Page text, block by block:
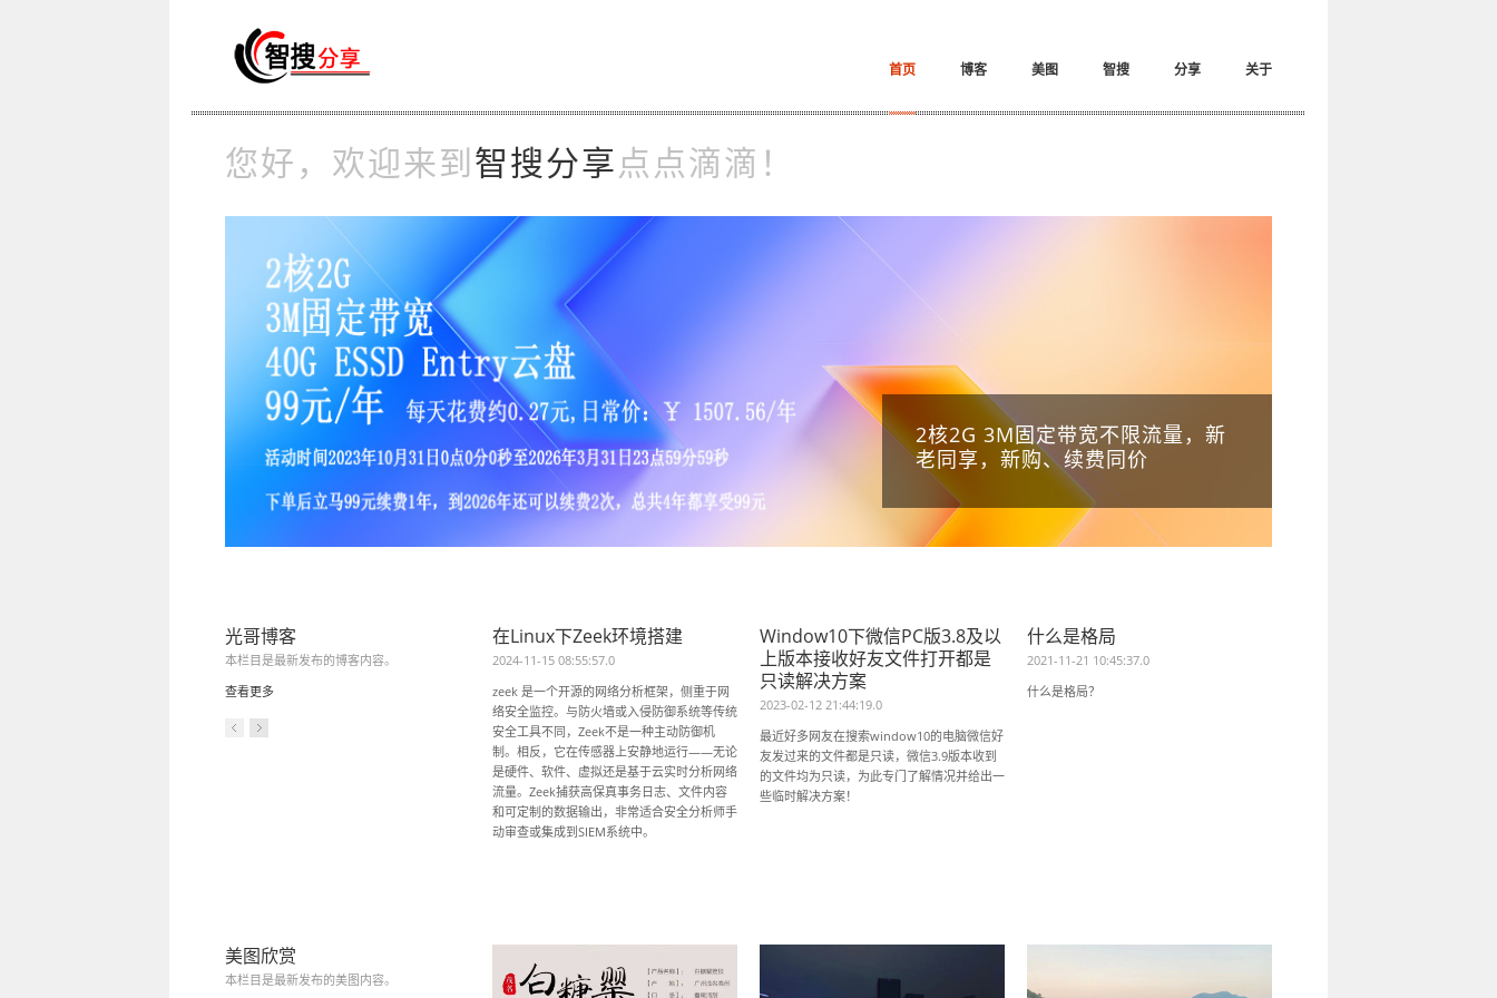
首页 博客 美图 智搜 分享 关于
您好，欢迎来到智搜分享点点滴滴！
2核2G 3M固定带宽不限流量，新
老同享，新购、续费同价
光哥博客
本栏目是最新发布的博客内容。
查看更多
在Linux下Zeek环境搭建
2024-11-15 08:55:57.0
zeek 是一个开源的网络分析框架，侧重于网
络安全监控。与防火墙或入侵防御系统等传统
安全工具不同，Zeek不是一种主动防御机
制。相反，它在传感器上安静地运行——无论
是硬件、软件、虚拟还是基于云实时分析网络
流量。Zeek捕获高保真事务日志、文件内容
和可定制的数据输出，非常适合安全分析师手
动审查或集成到SIEM系统中。
Window10下微信PC版3.8及以
上版本接收好友文件打开都是
只读解决方案
2023-02-12 21:44:19.0
最近好多网友在搜索window10的电脑微信好
友发过来的文件都是只读，微信3.9版本收到
的文件均为只读，为此专门了解情况并给出一
些临时解决方案！
什么是格局
2021-11-21 10:45:37.0
什么是格局？
美图欣赏
本栏目是最新发布的美图内容。